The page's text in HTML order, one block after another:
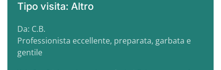
Tipo visita: Altro
Da: C.B.
Professionista eccellente, preparata, garbata e
gentile